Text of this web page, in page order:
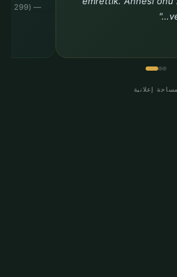
— (Ahmed b. Hanbel, Müsned, 24, 299)
مساحة إعلانية